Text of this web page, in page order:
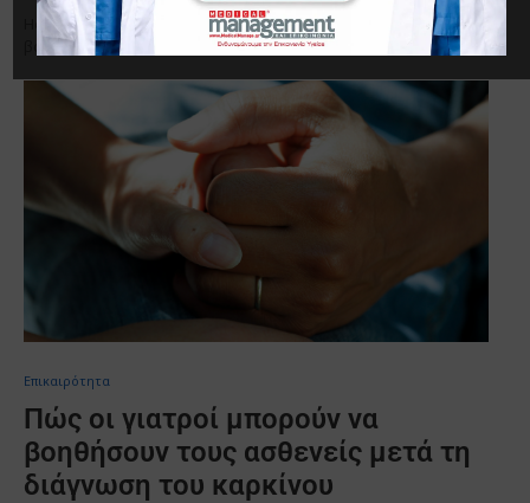
Home Επικαιρότητα
Πώς οι γιατροί μπορούν να
βοηθήσουν τους ασθενείς μετά τη διάγνωση του καρκίνου
Επικαιρότητα
Πώς οι γιατροί μπορούν να
βοηθήσουν τους ασθενείς μετά τη
διάγνωση του καρκίνου